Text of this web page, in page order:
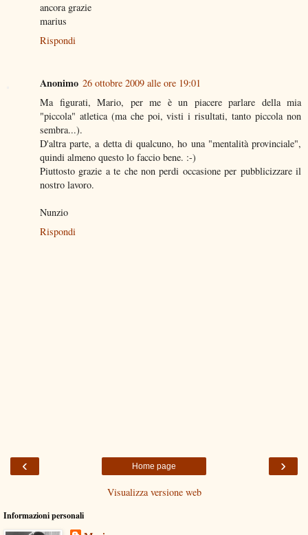
ancora grazie
marius
Rispondi
Anonimo 26 ottobre 2009 alle ore 19:01
Ma figurati, Mario, per me è un piacere parlare della mia
"piccola" atletica (ma che poi, visti i risultati, tanto piccola non
sembra...).
D'altra parte, a detta di qualcuno, ho una "mentalità provinciale",
quindi almeno questo lo faccio bene. :-)
Piuttosto grazie a te che non perdi occasione per pubblicizzare il
nostro lavoro.
Nunzio
Rispondi
‹ ›
Home page
Visualizza versione web
Informazioni personali